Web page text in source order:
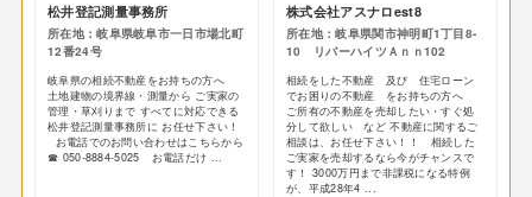
松井登記測量事務所
所在地：岐阜県岐阜市一日市場北町
12番24号
岐阜県の相続不動産をお持ちの方へ
土地建物の境界線・測量から ご実家の
管理・草刈りまで すべてに対応できる
松井登記測量事務所に お任せ下さい！
お電話でのお問い合わせはこちらから
☎ 050-8884-5025 お電話だけ ...
株式会社アスナロest8
所在地：岐阜県関市神明町1丁目8-
10 リバーハイツＡｎｎ102
相続をした不動産 及び 住宅ローン
でお困りの不動産 をお持ちの方へ
ご所有の不動産を売却したい・すぐ処
分して欲しい など 不動産に関するご
相談は、お任せ下さい！！ 相続した
ご実家を売却するなら今がチャンスで
す！ 3000万円まで非課税になる特例
が、平成28年4 ...